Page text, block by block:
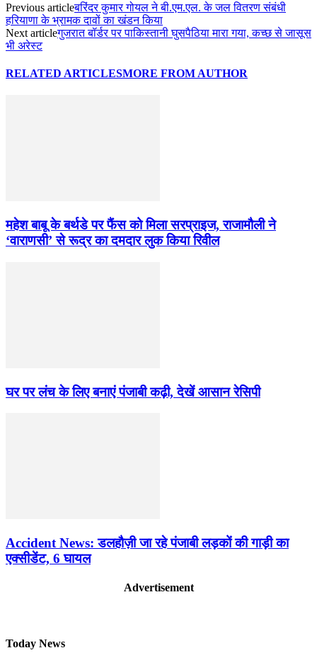
Previous articleबरिंदर कुमार गोयल ने बी.एम.एल. के जल वितरण संबंधी
हरियाणा के भ्रामक दावों का खंडन किया
Next articleगुजरात बॉर्डर पर पाकिस्तानी घुसपैठिया मारा गया, कच्छ से जासूस
भी अरेस्ट
RELATED ARTICLESMORE FROM AUTHOR
महेश बाबू के बर्थडे पर फैंस को मिला सरप्राइज, राजामौली ने
‘वाराणसी’ से रूद्र का दमदार लुक किया रिवील
घर पर लंच के लिए बनाएं पंजाबी कढ़ी, देखें आसान रेसिपी
Accident News: डलहौज़ी जा रहे पंजाबी लड़कों की गाड़ी का
एक्सीडेंट, 6 घायल
Advertisement
Today News